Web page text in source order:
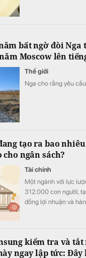
bất ngờ đòi
Moscow lên
Thế giới
Nga cho rằng yêu
tạo ra bao
ngân sách?
Tài chính
Một ngành với lực
312.000 con người,
đồng lợi nhuận và
kiểm tra và tắt
ngay lập tức: Đây